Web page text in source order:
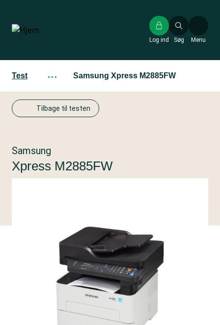
hovedindhold
Søg
Log ind Menu
Test ··· Samsung Xpress M2885FW
Tilbage til testen
Samsung
Xpress M2885FW